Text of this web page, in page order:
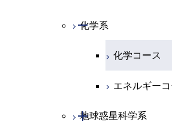
化学系
開閉
化学コース
エネルギーコ
地球惑星科学系
開閉